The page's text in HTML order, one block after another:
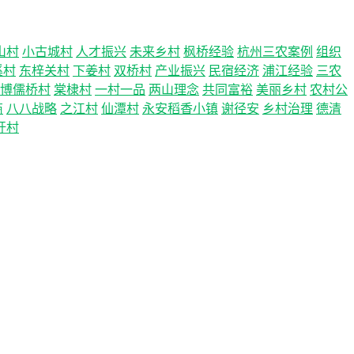
村 小古城村 人才振兴 未来乡村 枫桥经验 杭州三农案例 组织
村 东梓关村 下姜村 双桥村 产业振兴 民宿经济 浦江经验 三农
博儒桥村 棠棣村 一村一品 两山理念 共同富裕 美丽乡村 农村公
八八战略 之江村 仙潭村 永安稻香小镇 谢径安 乡村治理 德清
村